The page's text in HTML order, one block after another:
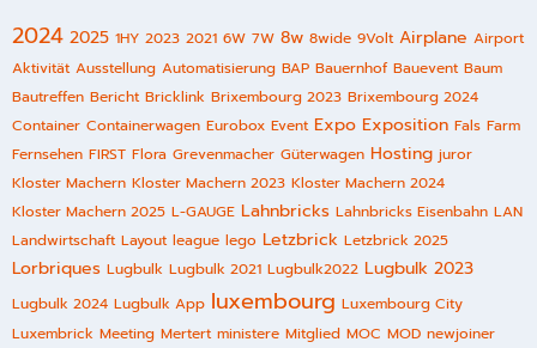
2024 2025 1HY 2023 2021 6W 7W 8w 8wide 9Volt Airplane Airport
Aktivität Ausstellung Automatisierung BAP Bauernhof Bauevent Baum
Bautreffen Bericht Bricklink Brixembourg 2023 Brixembourg 2024
Container Containerwagen Eurobox Event Expo Exposition Fals Farm
Fernsehen FIRST Flora Grevenmacher Güterwagen Hosting juror
Kloster Machern Kloster Machern 2023 Kloster Machern 2024
Kloster Machern 2025 L-GAUGE Lahnbricks Lahnbricks Eisenbahn LAN
Landwirtschaft Layout league lego Letzbrick Letzbrick 2025
Lorbriques Lugbulk Lugbulk 2021 Lugbulk2022 Lugbulk 2023
Lugbulk 2024 Lugbulk App luxembourg Luxembourg City
Luxembrick Meeting Mertert ministere Mitglied MOC MOD newjoiner